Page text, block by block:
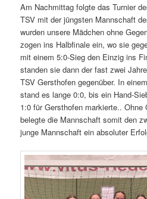
Am Nachmittag folgte das Turnier
TSV mit der jüngsten Mannschaft
wurden unsere Mädchen ohne
zogen ins Halbfinale ein, wo sie
mit einem 5:0-Sieg den Einzig ins
standen sie dann der fast zwei
TSV Gersthofen gegenüber. In
stand es lange 0:0, bis ein Hand-
1:0 für Gersthofen markierte.. Ohne
belegte die Mannschaft somit den
junge Mannschaft ein absoluter